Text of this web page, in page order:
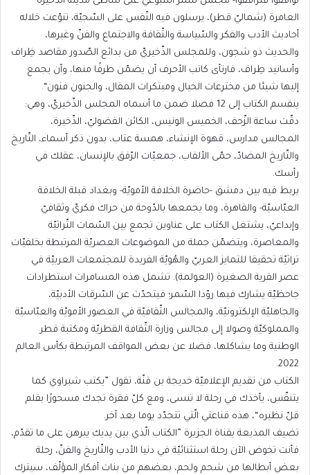
العامرة (شماليّ قطر)، يرسلون فيه النّفس على السّجيّة، تنوّعت خلاله
أحاديث الأدب والفكر والسّياسة والثّقافة والاجتماع والفنّ وغيرها،
والحديث ذو شجون، وللمجلس الذّخيريّ من بدائع الصّدور مقاصد ظِراف
وأسانيد طِراف، فارتأى كاتب الأحرف أن يضمّن طرفًا منها، وأن يجمع
إليها شيئا من مخترعات الخيال ومبتكرات المقال، والجنون فنون“.
ينقسم الكتاب إلى 12 فصلا ضمن ما أسماه المجلس الذّخيريّ، وهي:
دقّت ساعة الزّحف، الخميس الونيس، الكائن الفضوليّ، الذّخيرة،
المجالس مدارس، قهوة الإنشاء، همسة عتاب، بدون ذكر أسماء، التّاريخ
والتّاريخ المضادّ، حمّى الألقاب، جمعيّات الرّفق بالإنسان، عقلك في
رأسك.
يربط فيه بين دمشق -حاضرة الخلافة الأمويّة- وبغداد قبلة الخلافة
العبّاسيّة- والقاهرة، وما يجمعها بالدّوحة من حراك فكريّ وثقافيّ
وإبداعيّ، يشتغل الكتاب على عناوين تجمع بين السّمات التّراثيّة
والمعاصرة، ويتضمّن جملة من الموضوعات العصريّة المرتبطة بخلفيّات
تراثيّة تحقيقا للتمايز العربيّ والهُويّة الفريدة للمجتمعات العربيّة في
عصر القرية الصغيرة (العولمة). تشمل هذه المسامرات استطرادات
جاحظيّة يشارك فيها روّدا السّمر؛ فيتحدّث عن السّرقات الأدبيّة،
والجاهليّة الإلكترونيّة، والمجالس الثّقافيّة في العصور الأمويّة والعبّاسيّة
والمملوكيّة وصولا إلى مجالس وزارة الثّقافة القطريّة ومكتبة قطر
الوطنية وما يشاكلها، فضلا عن بعض المواقف المرتبطة بكأس العالم
2022.
الكتاب من تقديم الإعلاميّة خديجة بن قنّة، تقول ”يكتب شبراوي كما
يتنفّس، يأخذك في رحلة لا تنسى، ومع كلّ فقرة تجدك مسحورًا بقلم
قلّ نظيره“، هذه قناعتي الّتي تتجدّد يوما بعد آخر.
تضيف المذيعة بقناة الجزيرة ”الكتاب الّذي بين يديك يبرهن على ما تقدّم،
فأنت تخوض الآن رحلة استثنائيّة في دنيا الأدب والتّاريخ والفنّ، رحلة
بعض أبطالها من شحم ولحم، بعضهم من بنات أفكار المؤلّف، سيترك